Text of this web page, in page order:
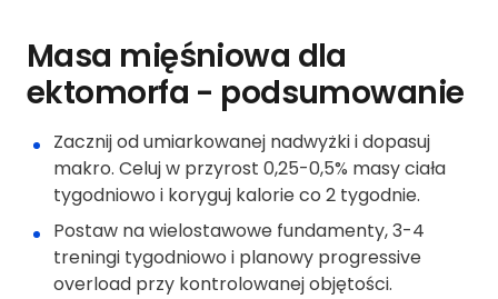
Masa mięśniowa dla
ektomorfa - podsumowanie
Zacznij od umiarkowanej nadwyżki i dopasuj
makro. Celuj w przyrost 0,25-0,5% masy ciała
tygodniowo i koryguj kalorie co 2 tygodnie.
Postaw na wielostawowe fundamenty, 3-4
treningi tygodniowo i planowy progressive
overload przy kontrolowanej objętości.